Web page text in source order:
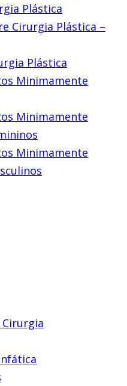
Plástica
Cirurgia Plástica –
Plástica
Minimamente
Minimamente
Minimamente